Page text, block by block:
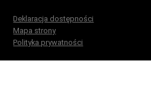
Deklaracja dostępności
Mapa strony
Polityka prywatności